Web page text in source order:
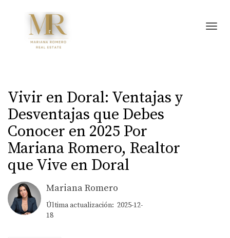
Vivir en Doral: Ventajas y
Desventajas que Debes
Conocer en 2025 Por
Mariana Romero, Realtor
que Vive en Doral
Mariana Romero
Última actualización: 2025-12-
18